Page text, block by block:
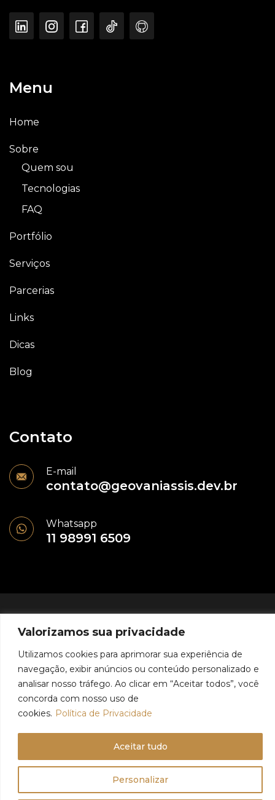
Valorizamos sua privacidade
Utilizamos cookies para aprimorar sua experiência de
navegação, exibir anúncios ou conteúdo personalizado e
analisar nosso tráfego. Ao clicar em “Aceitar todos”, você
concorda com nosso uso de
cookies. Política de Privacidade
Personalizar
Aceitar tudo
Menu
Home
Sobre
Quem sou
Tecnologias
FAQ
Portfólio
Serviços
Parcerias
Links
Dicas
Blog
Contato
E-mail
contato@geovaniassis.dev.br
Whatsapp
11 98991 6509